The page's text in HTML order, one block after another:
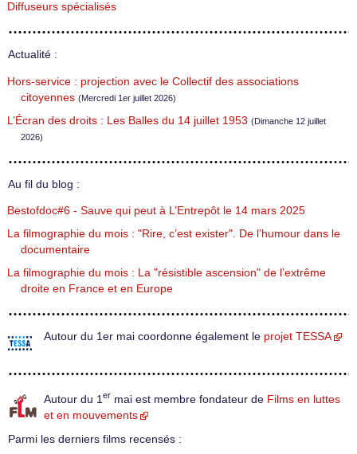
Diffuseurs spécialisés
Actualité :
Hors-service : projection avec le Collectif des associations
citoyennes (Mercredi 1er juillet 2026)
L’Écran des droits : Les Balles du 14 juillet 1953 (Dimanche 12 juillet
2026)
Au fil du blog :
Bestofdoc#6 - Sauve qui peut à L’Entrepôt le 14 mars 2025
La filmographie du mois : "Rire, c’est exister". De l’humour dans le
documentaire
La filmographie du mois : La "résistible ascension" de l’extrême
droite en France et en Europe
Autour du 1er mai coordonne également le projet TESSA
Autour du 1 er mai est membre fondateur de Films en luttes
et en mouvements
Parmi les derniers films recensés :